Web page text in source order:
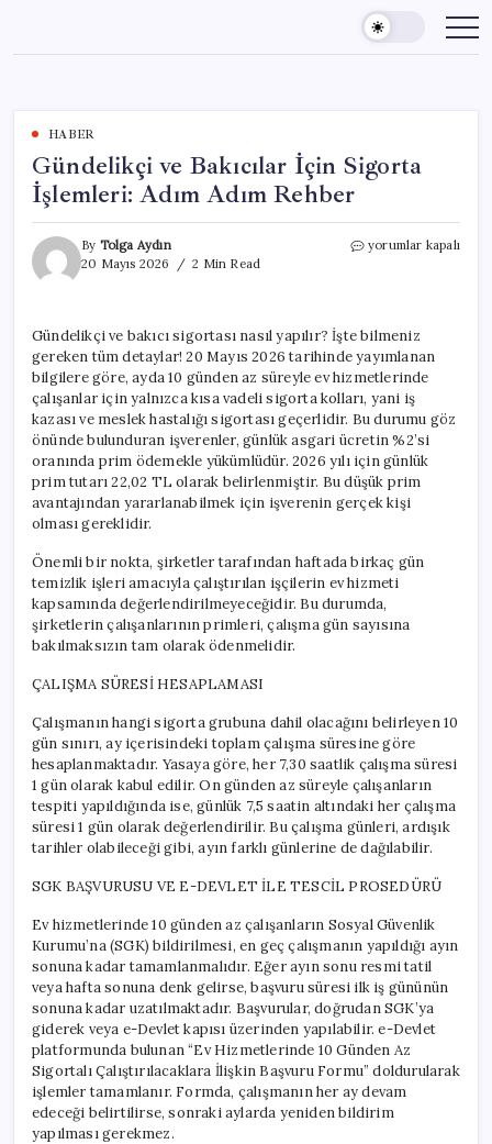
content
HABER
Gündelikçi ve Bakıcılar İçin Sigorta
İşlemleri: Adım Adım Rehber
By Tolga Aydın
20 Mayıs 2026
2 Min Read
Gündelikçi
İşlemleri:
Adım
Adım
Rehber
için
yorumlar kapalı
Gündelikçi ve bakıcı sigortası nasıl yapılır? İşte bilmeniz
gereken tüm detaylar! 20 Mayıs 2026 tarihinde yayımlanan
bilgilere göre, ayda 10 günden az süreyle ev hizmetlerinde
çalışanlar için yalnızca kısa vadeli sigorta kolları, yani iş
kazası ve meslek hastalığı sigortası geçerlidir. Bu durumu göz
önünde bulunduran işverenler, günlük asgari ücretin %2’si
oranında prim ödemekle yükümlüdür. 2026 yılı için günlük
prim tutarı 22,02 TL olarak belirlenmiştir. Bu düşük prim
avantajından yararlanabilmek için işverenin gerçek kişi
olması gereklidir.
Önemli bir nokta, şirketler tarafından haftada birkaç gün
temizlik işleri amacıyla çalıştırılan işçilerin ev hizmeti
kapsamında değerlendirilmeyeceğidir. Bu durumda,
şirketlerin çalışanlarının primleri, çalışma gün sayısına
bakılmaksızın tam olarak ödenmelidir.
ÇALIŞMA SÜRESİ HESAPLAMASI
Çalışmanın hangi sigorta grubuna dahil olacağını belirleyen 10
gün sınırı, ay içerisindeki toplam çalışma süresine göre
hesaplanmaktadır. Yasaya göre, her 7,30 saatlik çalışma süresi
1 gün olarak kabul edilir. On günden az süreyle çalışanların
tespiti yapıldığında ise, günlük 7,5 saatin altındaki her çalışma
süresi 1 gün olarak değerlendirilir. Bu çalışma günleri, ardışık
tarihler olabileceği gibi, ayın farklı günlerine de dağılabilir.
SGK BAŞVURUSU VE E-DEVLET İLE TESCİL PROSEDÜRÜ
Ev hizmetlerinde 10 günden az çalışanların Sosyal Güvenlik
Kurumu’na (SGK) bildirilmesi, en geç çalışmanın yapıldığı ayın
sonuna kadar tamamlanmalıdır. Eğer ayın sonu resmi tatil
veya hafta sonuna denk gelirse, başvuru süresi ilk iş gününün
sonuna kadar uzatılmaktadır. Başvurular, doğrudan SGK’ya
giderek veya e-Devlet kapısı üzerinden yapılabilir. e-Devlet
platformunda bulunan “Ev Hizmetlerinde 10 Günden Az
Sigortalı Çalıştırılacaklara İlişkin Başvuru Formu” doldurularak
işlemler tamamlanır. Formda, çalışmanın her ay devam
edeceği belirtilirse, sonraki aylarda yeniden bildirim
yapılması gerekmez.